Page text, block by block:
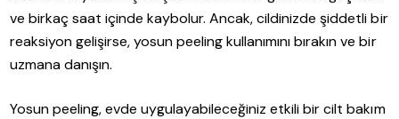
ve birkaç saat içinde kaybolur. Ancak, cildinizde şiddetli bir
reaksiyon gelişirse, yosun peeling kullanımını bırakın ve bir
uzmana danışın.
Yosun peeling, evde uygulayabileceğiniz etkili bir cilt bakım